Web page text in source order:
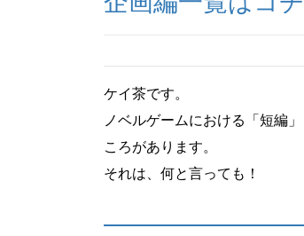
ケイ茶です。
ノベルゲームにおける「短編
ころがあります。
それは、何と言っても！